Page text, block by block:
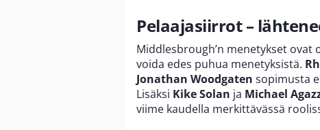
Pelaajasiirrot –
Middlesbrough’n menetykset
voida edes puhua menetyksistä.
Jonathan Woodgaten sopimusta
Lisäksi Kike Solan ja Michael
viime kaudella merkittävässä